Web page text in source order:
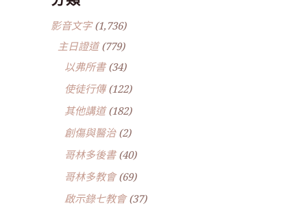
影音文字(1,736)
主日證道(779)
以弗所書(34)
使徒行傳(122)
其他講道(182)
創傷與醫治(2)
哥林多後書(40)
哥林多教會(69)
啟示錄七教會(37)